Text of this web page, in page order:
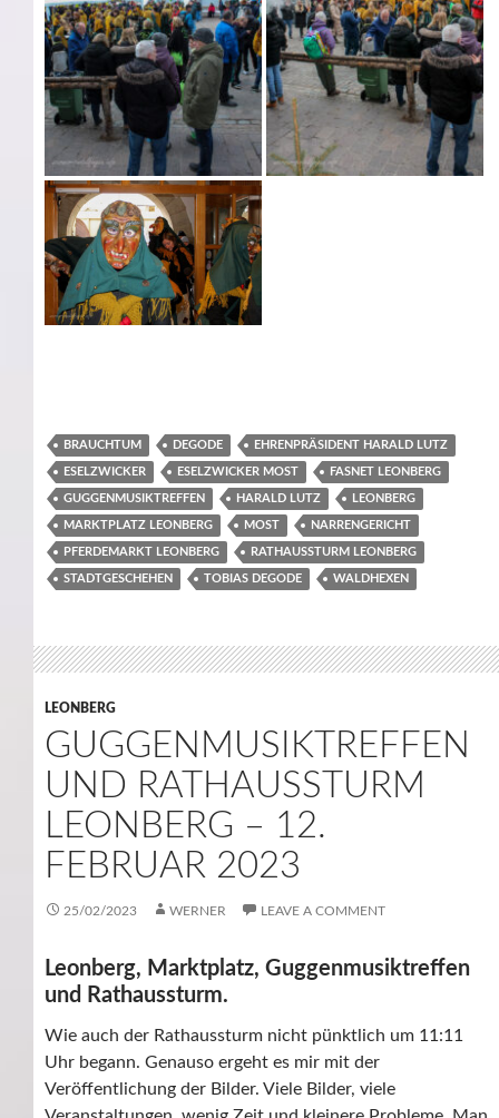
BRAUCHTUM DEGODE EHRENPRÄSIDENT HARALD LUTZ
ESELZWICKER ESELZWICKER MOST FASNET LEONBERG
GUGGENMUSIKTREFFEN HARALD LUTZ LEONBERG
MARKTPLATZ LEONBERG MOST NARRENGERICHT
PFERDEMARKT LEONBERG RATHAUSSTURM LEONBERG
STADTGESCHEHEN TOBIAS DEGODE WALDHEXEN
LEONBERG
GUGGENMUSIKTREFFEN
UND RATHAUSSTURM
LEONBERG – 12.
FEBRUAR 2023
25/02/2023 WERNER LEAVE A COMMENT
Leonberg, Marktplatz, Guggenmusiktreffen
und Rathaussturm.
Wie auch der Rathaussturm nicht pünktlich um 11:11
Uhr begann. Genauso ergeht es mir mit der
Veröffentlichung der Bilder. Viele Bilder, viele